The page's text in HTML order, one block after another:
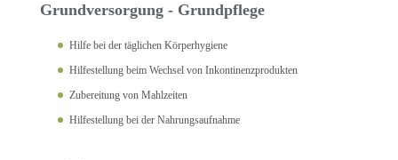
Grundversorgung - Grundpflege
Hilfe bei der täglichen Körperhygiene
Hilfestellung beim Wechsel von Inkontinenzprodukten
Zubereitung von Mahlzeiten
Hilfestellung bei der Nahrungsaufnahme